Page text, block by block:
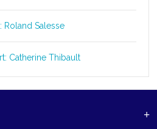
Roland Salesse
Catherine Thibault